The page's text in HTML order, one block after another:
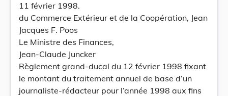
11 février 1998.
du Commerce Extérieur et de la Coopération, Jean
Jacques F. Poos
Le Ministre des Finances,
Jean-Claude Juncker
Règlement grand-ducal du 12 février 1998 fixant
le montant du traitement annuel de base d’un
journaliste-rédacteur pour l’année 1998 aux fins